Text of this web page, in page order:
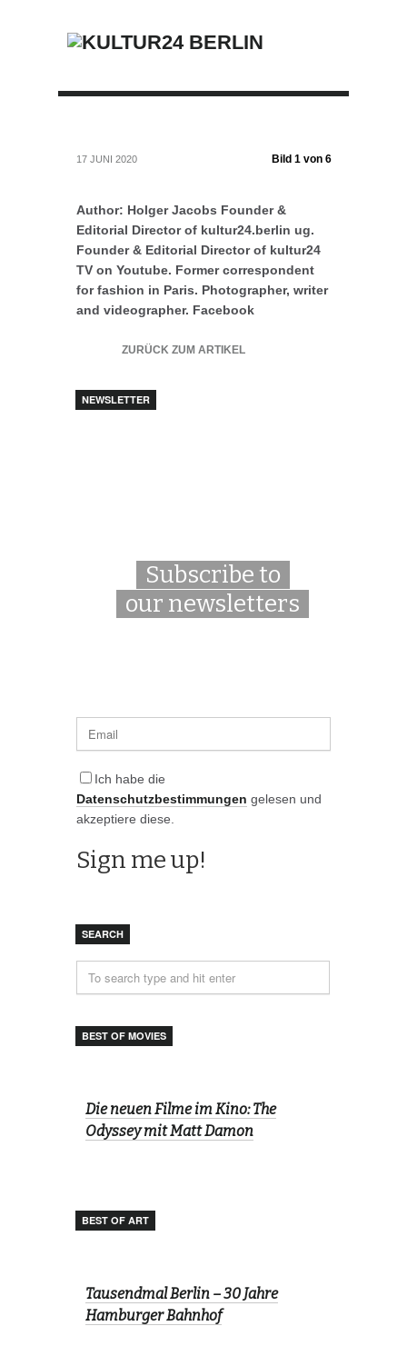
17 JUNI 2020 Bild 1 von 6
Author: Holger Jacobs Founder &
Editorial Director of kultur24.berlin ug.
Founder & Editorial Director of kultur24
TV on Youtube. Former correspondent
for fashion in Paris. Photographer, writer
and videographer. Facebook
ZURÜCK ZUM ARTIKEL
NEWSLETTER
Subscribe to
our newsletters
Ich habe die
Datenschutzbestimmungen gelesen und
akzeptiere diese.
SEARCH
BEST OF MOVIES
Die neuen Filme im Kino: The
Odyssey mit Matt Damon
BEST OF ART
Tausendmal Berlin – 30 Jahre
Hamburger Bahnhof